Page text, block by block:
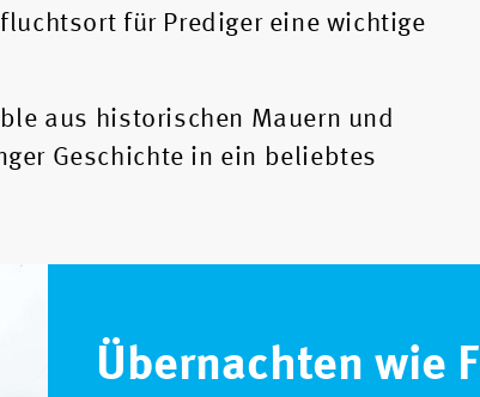
für Prediger eine wichtige
aus historischen Mauern und
Geschichte in ein beliebtes
Übernachten wie